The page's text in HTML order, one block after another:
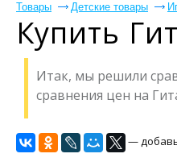
Товары Детские товары
Купить
Итак, мы решили
сравнения цен на
—